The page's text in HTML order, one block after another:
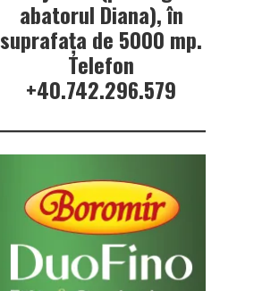
abatorul Diana), în
suprafața de 5000 mp.
Telefon
+40.742.296.579